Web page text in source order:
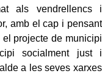
als vendrellencs i
amb el cap i pensant
el projecte de municipi
socialment just i
a les seves xarxes